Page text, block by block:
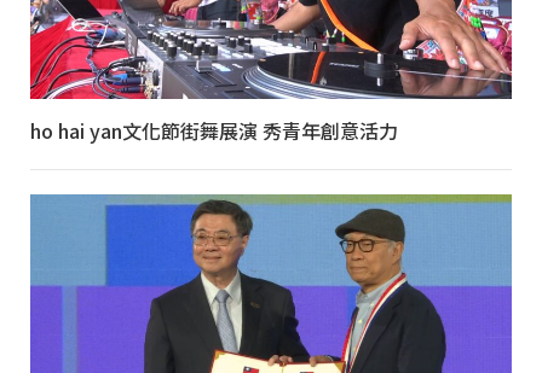
ho hai yan文化節街舞展演 秀青年創意活力